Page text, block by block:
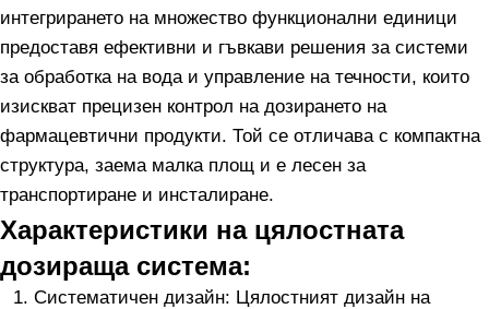
интегрирането на множество функционални единици
предоставя ефективни и гъвкави решения за системи
за обработка на вода и управление на течности, които
изискват прецизен контрол на дозирането на
фармацевтични продукти. Той се отличава с компактна
структура, заема малка площ и е лесен за
транспортиране и инсталиране.
Характеристики на цялостната
дозираща система:
Систематичен дизайн: Цялостният дизайн на